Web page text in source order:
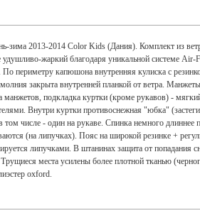
зима 2013-2014 Color Kids (Дания). Комплект из
жаркий благодаря уникальной системе Air-
периметру капюшона внутренняя кулиска с
закрыта внутренней планкой от ветра.
манжетов, подкладка куртки (кроме рукавов) -
Внутри куртки противоснежная "юбка"
числе - один на рукаве. Спинка немного длиннее
(на липучках). Пояс на широкой резинке +
липучками. В штанинах защита от попадания
места усилены более плотной тканью
oxford.